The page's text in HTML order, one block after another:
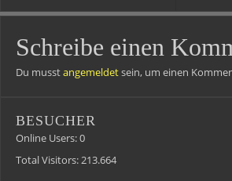
Schreibe einen
Du musstangemeldetsein, um einen
BESUCHER
Online Users:0
Total Visitors:213.664